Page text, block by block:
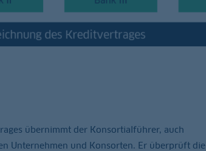
übernimmt der Konsortialführer, auch
Unternehmen und Konsorten. Er überprüft die